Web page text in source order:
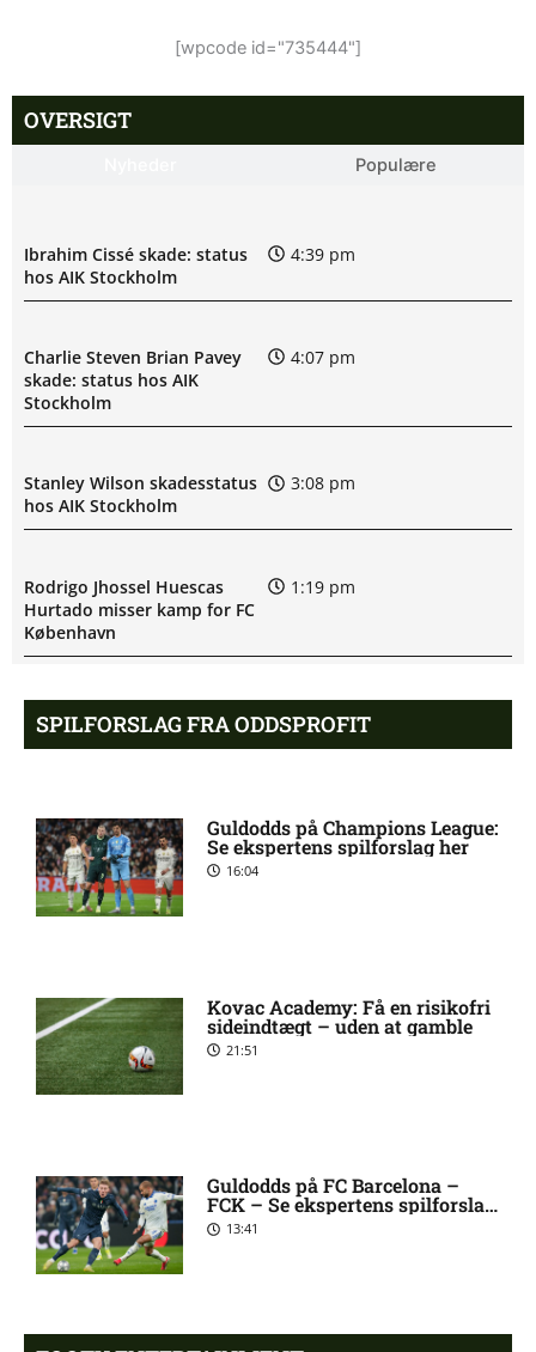
[wpcode id="735444"]
OVERSIGT
Populære
Ibrahim Cissé skade: status
hos AIK Stockholm
4:39 pm
Charlie Steven Brian Pavey
skade: status hos AIK
Stockholm
4:07 pm
Stanley Wilson skadesstatus
hos AIK Stockholm
3:08 pm
Rodrigo Jhossel Huescas
Hurtado misser kamp for FC
København
1:19 pm
1. Division – AaB mod Kolding
IF: Optakt [2026/08/09]
12:32 pm
Jay-Roy Jornell Grot ude med
skade for OB
11:28 am
Sønderjyske uden Rasmus
Alexander Magnus Busch
skadet: seneste nyt hos
Silkeborg IF
Mads Lautrup Freundlich på
skadeslisten hos Silkeborg IF
8:31 am
Skadesnyt: Warren Caddy
SPILFORSLAG FRA ODDSPROFIT
Guldodds på Champions League:
Se ekspertens spilforslag her
16:04
Kovac Academy: Få en risikofri
sideindtægt – uden at gamble
21:51
Guldodds på FC Barcelona –
FCK – Se ekspertens spilforslag
her13:41